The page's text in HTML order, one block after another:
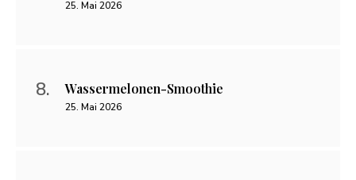
25. Mai 2026
Wassermelonen-Smoothie
25. Mai 2026